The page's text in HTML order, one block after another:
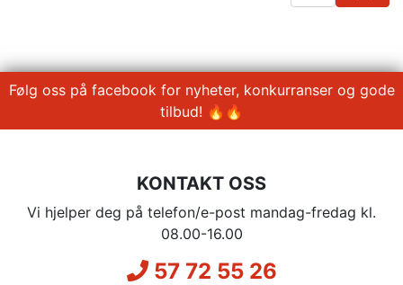
Følg oss på facebook for nyheter, konkurranser og gode
tilbud! 🔥🔥
KONTAKT OSS
Vi hjelper deg på telefon/e-post mandag-fredag kl.
08.00-16.00
57 72 55 26